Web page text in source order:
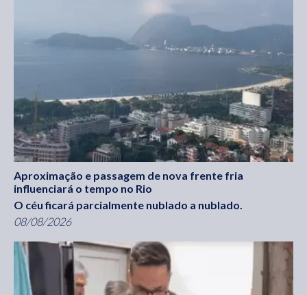
Aproximação e passagem de nova frente fria
influenciará o tempo no Rio
O céu ficará parcialmente nublado a nublado.
08/08/2026